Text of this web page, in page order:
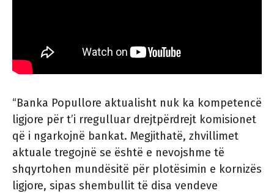
“Banka Popullore aktualisht nuk ka kompetencë
ligjore për t’i rregulluar drejtpërdrejt komisionet
që i ngarkojnë bankat. Megjithatë, zhvillimet
aktuale tregojnë se është e nevojshme të
shqyrtohen mundësitë për plotësimin e kornizës
ligjore, sipas shembullit të disa vendeve